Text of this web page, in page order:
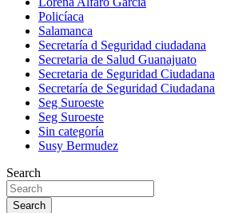
Policíaca
Salamanca
Secretaría d Seguridad ciudadana
Secretaria de Salud Guanajuato
Secretaria de Seguridad Ciudadana
Secretaría de Seguridad Ciudadana
Seg Suroeste
Seg Suroeste
Sin categoría
Susy Bermudez
Search
Search